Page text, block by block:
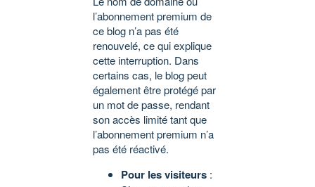
l’abonnement premium de
ce blog n’a pas été
renouvelé, ce qui explique
cette interruption. Dans
certains cas, le blog peut
également être protégé par
un mot de passe, rendant
son accès limité tant que
l’abonnement premium n’a
pas été réactivé.
Pour les visiteurs :